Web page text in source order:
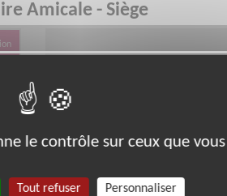
Amicale - Siège
le contrôle sur ceux que
Tout refuser Personnaliser